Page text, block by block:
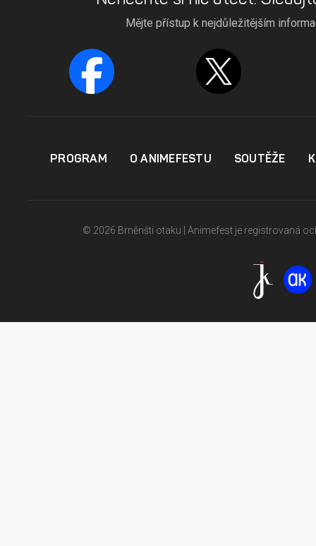
Mějte přístup k nejdůležitějším
PROGRAM O ANIMEFESTU SOUTĚŽE
© 2026 Brněnští otaku | Animefest je registrovaná